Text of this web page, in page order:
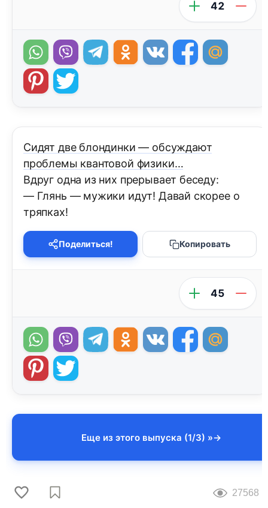
42
Сидят две блондинки — обсуждают
проблемы квантовой физики…
Вдруг одна из них прерывает беседу:
— Глянь — мужики идут! Давай скорее о
тряпках!
Поделиться! Копировать
45
Еще из этого выпуска (1/3) »
27568